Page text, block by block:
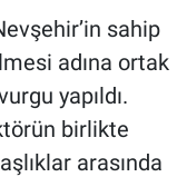
sahip
adına ortak
yapıldı.
birlikte
arasında